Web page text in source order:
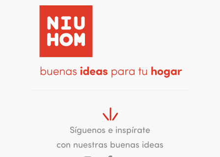
Síguenos e inspírate
con nuestras buenas ideas